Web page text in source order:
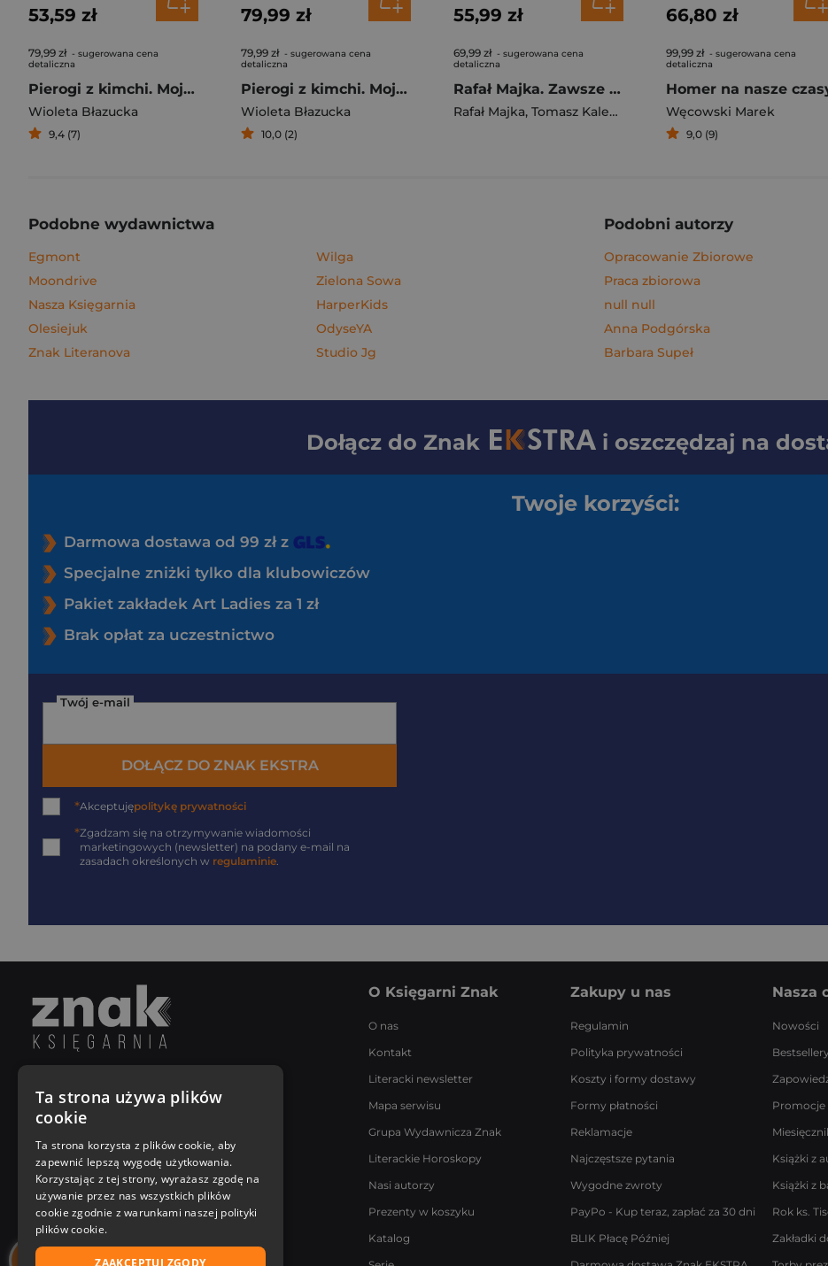
53,59 zł
79,99 zł - sugerowana cena
detaliczna
Pierogi z kimchi. Moje ulubione azjatyckie przepisy
Wioleta Błazucka
9,4 (7)
79,99 zł
79,99 zł - sugerowana cena
detaliczna
Pierogi z kimchi. Moje ulubione azjatyckie przepisy - książka z autografem
Wioleta Błazucka
10,0 (2)
55,99 zł
69,99 zł - sugerowana cena
detaliczna
Rafał Majka. Zawsze z przodu. Rozmawia Tomasz Kalemba - książka z autografem
Rafał Majka, Tomasz Kalemba
66,80 zł
99,99 zł - sugerowana cena
detaliczna
Homer na nasze
Węcowski Marek
9,0 (9)
Podobne wydawnictwa
Egmont
Moondrive
Nasza Księgarnia
Olesiejuk
Znak Literanova
Wilga
Zielona Sowa
HarperKids
OdyseYA
Studio Jg
Podobni autorzy
Opracowanie Zbiorowe
Praca zbiorowa
null null
Anna Podgórska
Barbara Supeł
Dołącz do Znak i oszczędzaj na
Twoje korzyści:
Darmowa dostawa od 99 zł z
Specjalne zniżki tylko dla klubowiczów
Pakiet zakładek Art Ladies za 1 zł
Brak opłat za uczestnictwo
Twój e-mail
DOŁĄCZ DO ZNAK EKSTRA
*Akceptujępolitykę prywatności
*Zgadzam się na otrzymywanie wiadomości
marketingowych (newsletter) na podany e-mail na
zasadach określonych w regulaminie.
Poniedziałek - Piątek
8:00 - 18:00
[email protected]
Bądź z nami na bieżąco
O Księgarni Znak
O nas
Kontakt
Literacki newsletter
Mapa serwisu
Grupa Wydawnicza Znak
Literackie Horoskopy
Nasi autorzy
Prezenty w koszyku
Katalog
Zakupy u nas
Regulamin
Polityka prywatności
Koszty i formy dostawy
Formy płatności
Reklamacje
Najczęstsze pytania
Wygodne zwroty
PayPo - Kup teraz, zapłać za 30 dni
BLIK Płacę Później
Nasza
Nowości
Bestsellery
Promocje
Książki z
Książki z
Rok ks.
Zakładki
Ta strona używa plików
cookie
Ta strona korzysta z plików cookie, aby
zapewnić lepszą wygodę użytkowania.
Korzystając z tej strony, wyrażasz zgodę na
używanie przez nas wszystkich plików
cookie zgodnie z warunkami naszej polityki
plików cookie.
ZAAKCEPTUJ ZGODY